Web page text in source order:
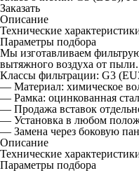
Заказать
Описание
Технические
Параметры подбора
Мы изготавливаем
вытяжного воздуха от пыли.
Классы фильтрации: G3
— Материал: химическое
— Рамка: оцинкованная
— Продажа вставок
— Установка в любом
— Замена через боковую
Описание
Технические
Параметры подбора